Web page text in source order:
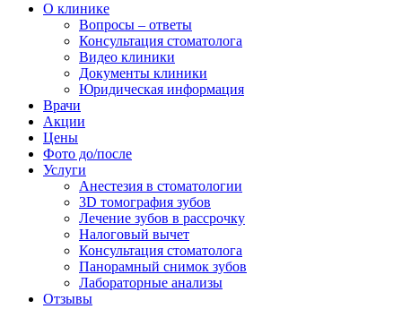
О клинике
Вопросы – ответы
Консультация стоматолога
Видео клиники
Документы клиники
Юридическая информация
Врачи
Акции
Цены
Фото до/после
Услуги
Анестезия в стоматологии
3D томография зубов
Лечение зубов в рассрочку
Налоговый вычет
Консультация стоматолога
Панорамный снимок зубов
Лабораторные анализы
Отзывы